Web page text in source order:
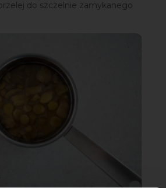
do szczelnie zamykanego